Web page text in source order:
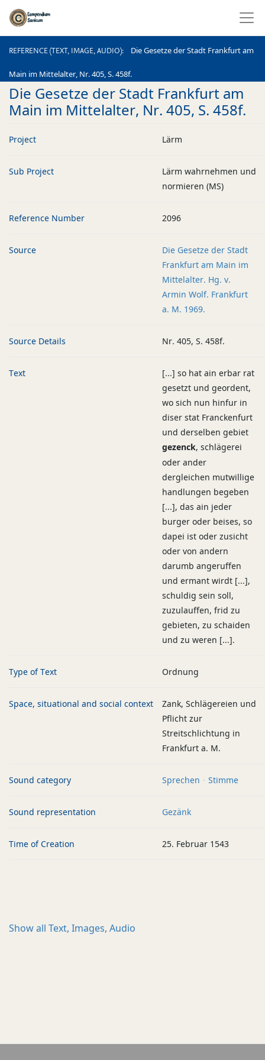
REFERENCE (TEXT, IMAGE, AUDIO) Die Gesetze der Stadt Frankfurt am
Main im Mittelalter, Nr. 405, S. 458f.
REFERENCE (TEXT, IMAGE, AUDIO)
Die Gesetze der Stadt Frankfurt am
Main im Mittelalter, Nr. 405, S. 458f.
Project Lärm
Sub Project
Lärm wahrnehmen und
normieren (MS)
Reference Number 2096
Source
Die Gesetze der Stadt
Frankfurt am Main im
Mittelalter. Hg. v.
Armin Wolf. Frankfurt
a. M. 1969.
Source Details Nr. 405, S. 458f.
Text
[...] so hat ain erbar rat
gesetzt und geordent,
wo sich nun hinfur in
diser stat Franckenfurt
und derselben gebiet
gezenck, schlägerei
oder ander
dergleichen mutwillige
handlungen begeben
[...], das ain jeder
burger oder beises, so
dapei ist oder zusicht
oder von andern
darumb angeruffen
und ermant wirdt [...],
schuldig sein soll,
zuzulauffen, frid zu
gebieten, zu schaiden
und zu weren [...].
Type of Text Ordnung
Space, situational and social context
Zank, Schlägereien und
Pflicht zur
Streitschlichtung in
Frankfurt a. M.
Sound category Sprechen Stimme
Sound representation Gezänk
Time of Creation 25. Februar 1543
Show all Text, Images, Audio